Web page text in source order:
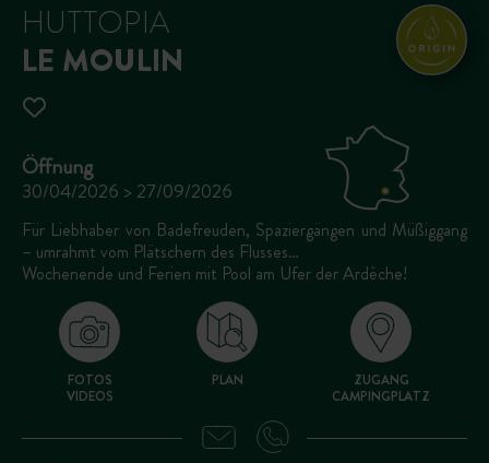
HUTTOPIA
LE MOULIN
Öffnung
30/04/2026 > 27/09/2026
Für Liebhaber von Badefreuden, Spaziergängen und Müßiggang
– umrahmt vom Plätschern des Flusses…
Wochenende und Ferien mit Pool am Ufer der Ardèche!
FOTOS
VIDEOS
PLAN
ZUGANG
CAMPINGPLATZ